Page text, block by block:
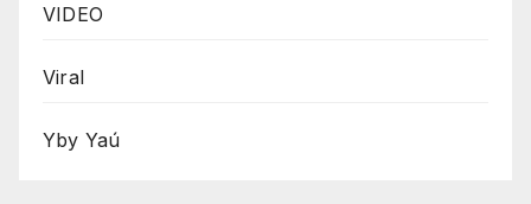
VIDEO
Viral
Yby Yaú